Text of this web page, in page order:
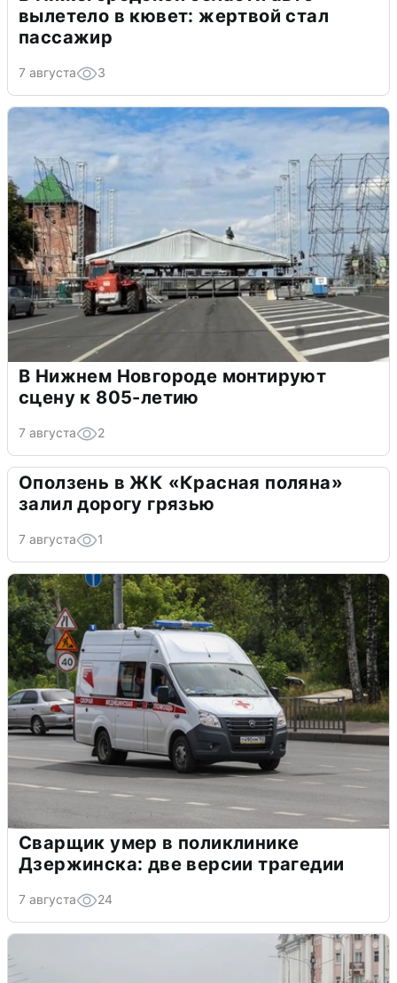
вылетело в кювет: жертвой стал
пассажир
7 августа 3
В Нижнем Новгороде монтируют
сцену к 805-летию
7 августа 2
Оползень в ЖК «Красная поляна»
залил дорогу грязью
7 августа 1
Сварщик умер в поликлинике
Дзержинска: две версии трагедии
7 августа 24